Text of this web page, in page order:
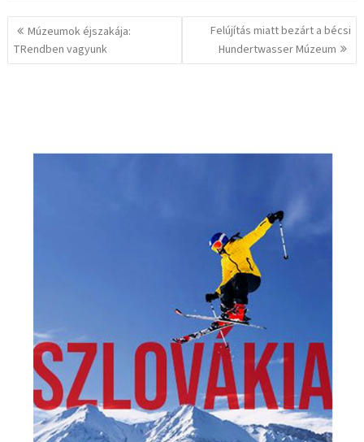
Bejegyzés
navigáció
Múzeumok éjszakája:
TRendben vagyunk
Felújítás miatt bezárt a bécsi
Hundertwasser Múzeum